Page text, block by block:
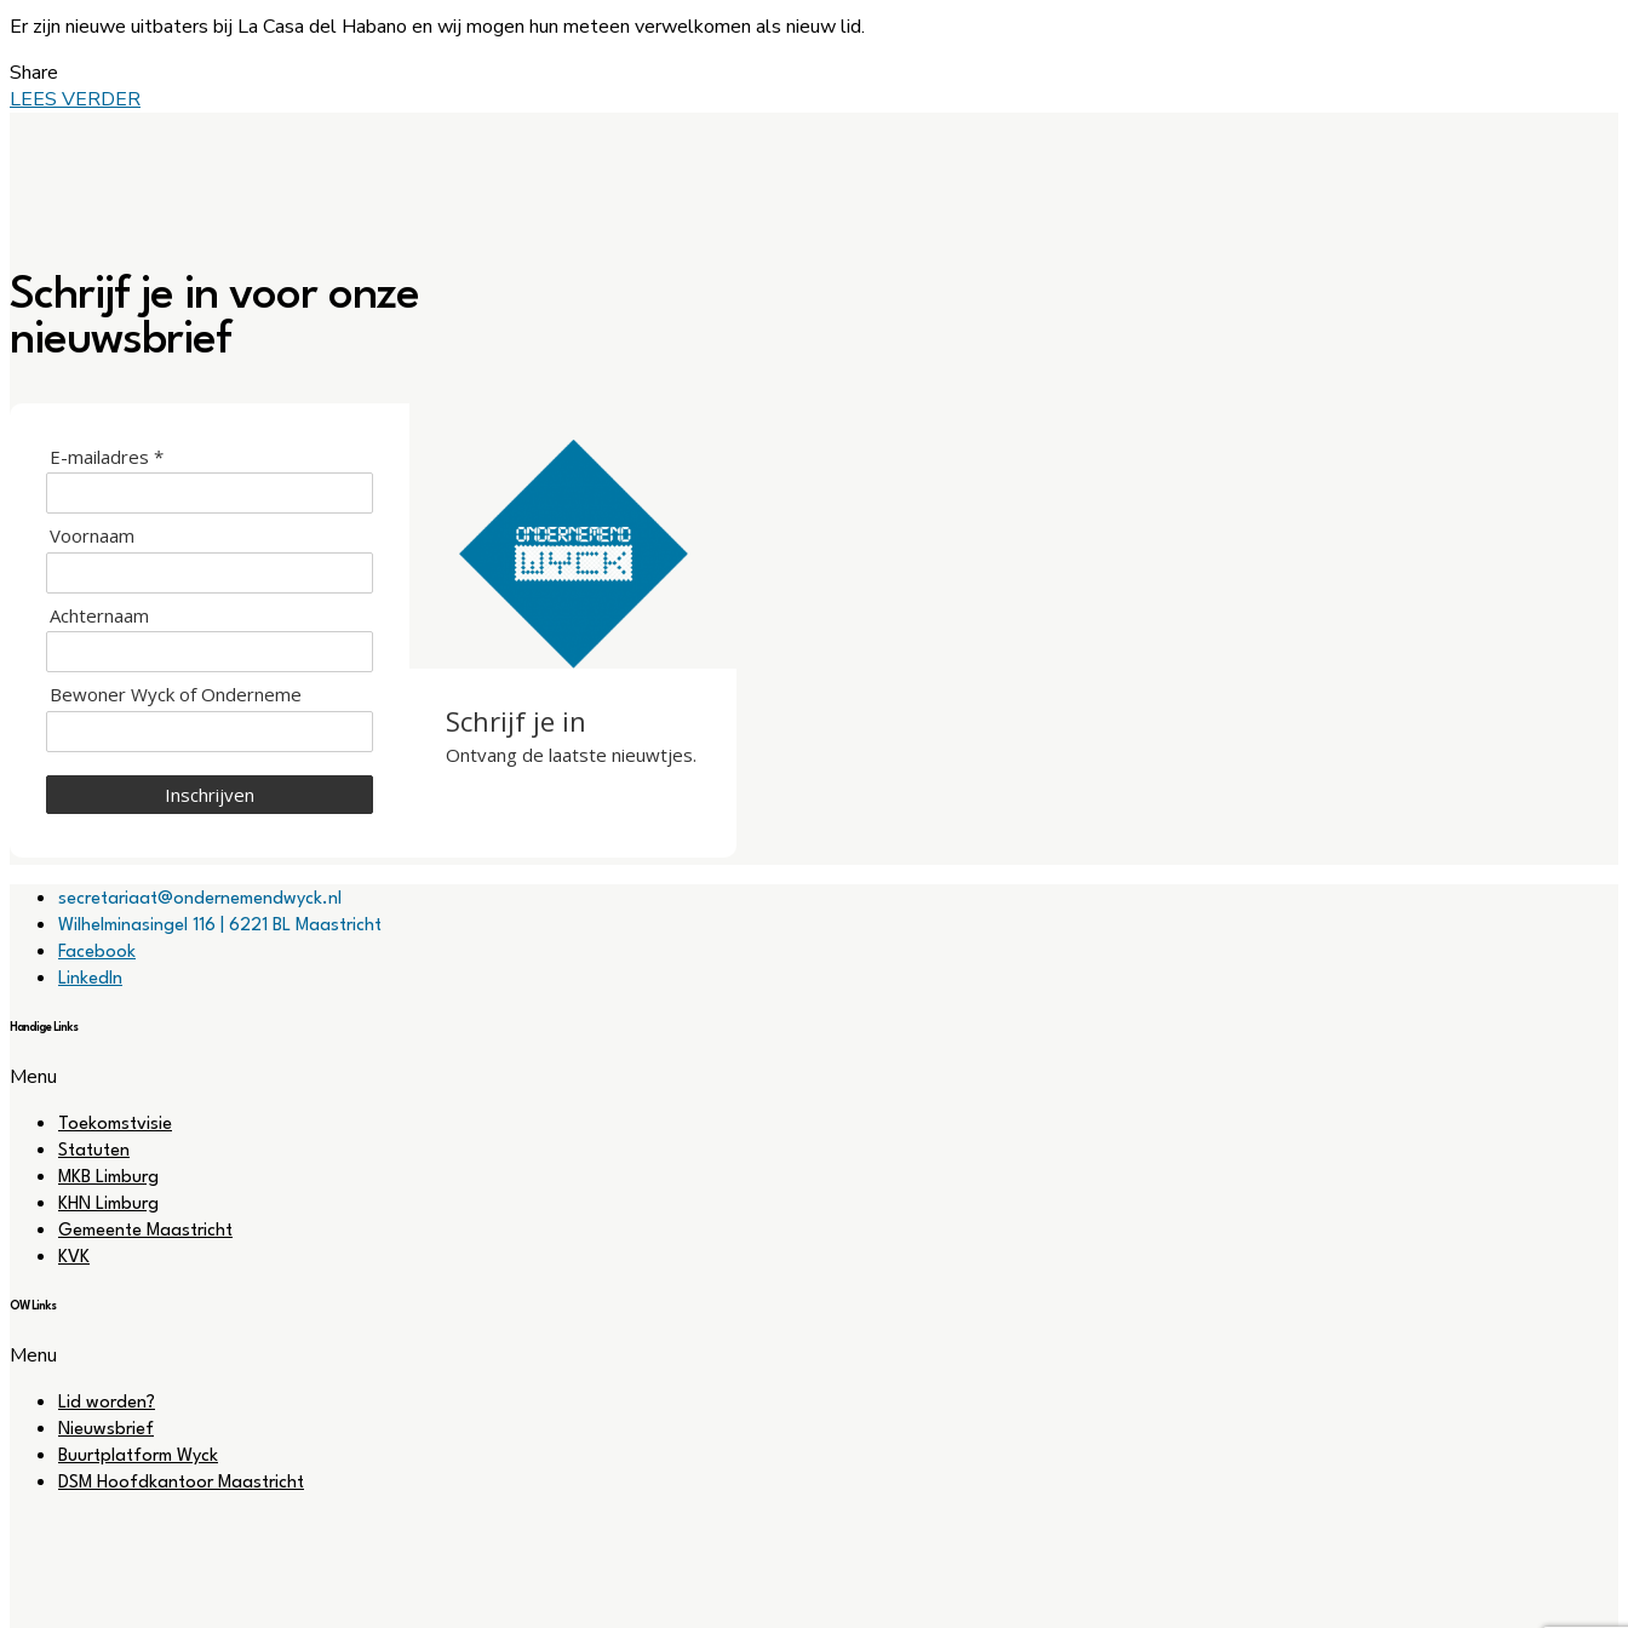
Er zijn nieuwe uitbaters bij La Casa del Habano en wij mogen hun meteen verwelkomen als nieuw lid.
Share
LEES VERDER
Schrijf je in voor onze
nieuwsbrief
E-mailadres *
Voornaam
Achternaam
Bewoner Wyck of Onderneme
Inschrijven
Schrijf je in
Ontvang de laatste nieuwtjes.
secretariaat@ondernemendwyck.nl
Wilhelminasingel 116 | 6221 BL Maastricht
Facebook
LinkedIn
Handige Links
Menu
Toekomstvisie
Statuten
MKB Limburg
KHN Limburg
Gemeente Maastricht
KVK
OW Links
Menu
Lid worden?
Nieuwsbrief
Buurtplatform Wyck
DSM Hoofdkantoor Maastricht